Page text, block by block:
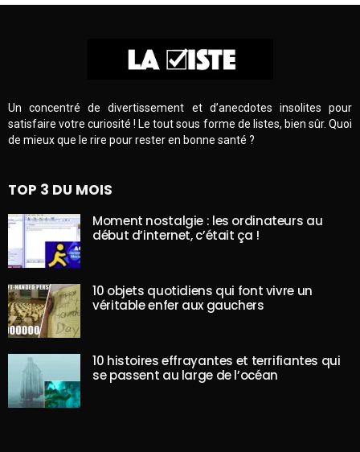
Un concentré de divertissement et d’anecdotes insolites pour
satisfaire votre curiosité ! Le tout sous forme de listes, bien sûr. Quoi
de mieux que le rire pour rester en bonne santé ?
TOP 3 DU MOIS
Moment nostalgie : les ordinateurs au
début d’internet, c’était ça !
10 objets quotidiens qui font vivre un
véritable enfer aux gauchers
10 histoires effrayantes et terrifiantes qui
se passent au large de l’océan